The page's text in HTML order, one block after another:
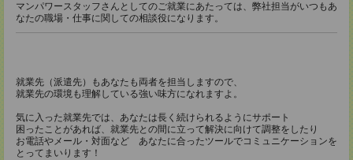
マンパワースタッフさんとしてのご就業にあたっては、弊社担当がいつもあ
なたの職場・仕事に関しての相談役になります。
就業先（派遣先）もあなたも両者を担当しますので、
就業先の環境も理解している強い味方になれますよ。
気に入った就業先では、あなたは長く続けられるようにサポート
困ったことがあれば、就業先との間に立って解決に向けて調整をしたり
お電話やメール・対面など あなたに合ったツールでコミュニケーションを
とってまいります！